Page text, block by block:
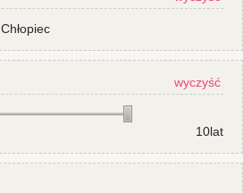
Chłopiec
wyczyść
10lat